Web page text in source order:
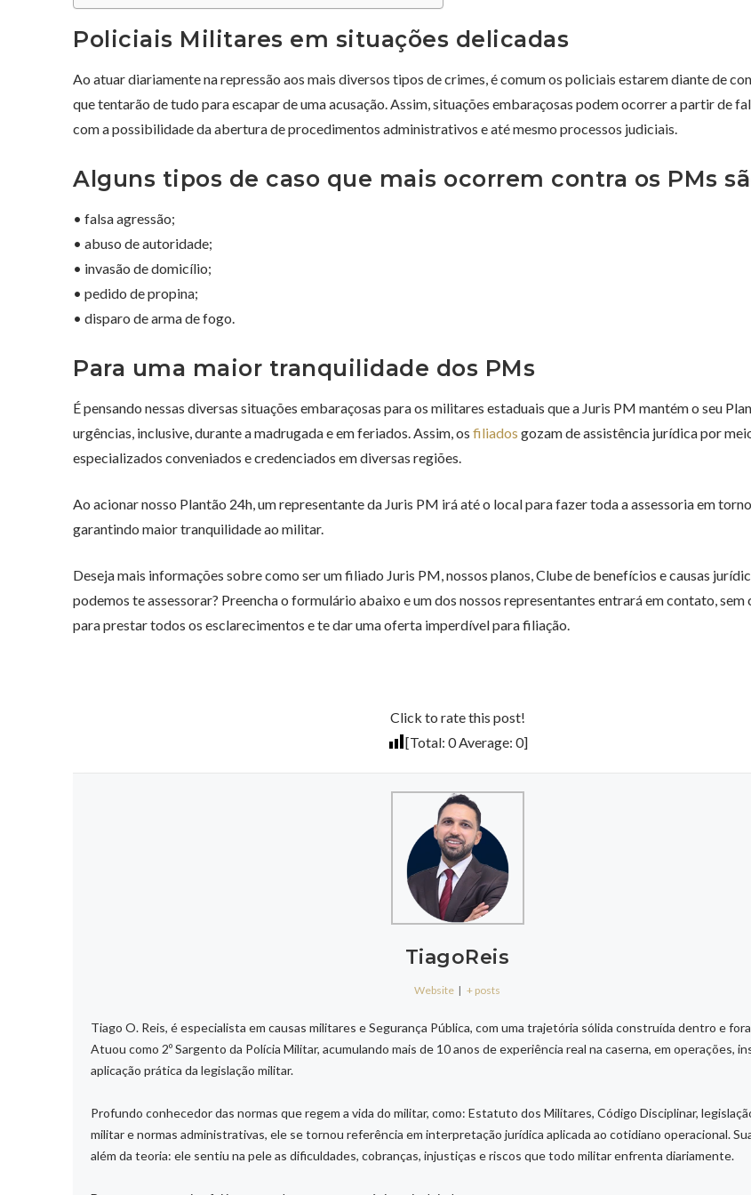
Policiais Militares em situações delicadas
Ao atuar diariamente na repressão aos mais diversos tipos de crimes, é comum os policiais estarem diante de
que tentarão de tudo para escapar de uma acusação. Assim, situações embaraçosas podem ocorrer a partir de
com a possibilidade da abertura de procedimentos administrativos e até mesmo processos judiciais.
Alguns tipos de caso que mais ocorrem contra os PMs
• falsa agressão;
• abuso de autoridade;
• invasão de domicílio;
• pedido de propina;
• disparo de arma de fogo.
Para uma maior tranquilidade dos PMs
É pensando nessas diversas situações embaraçosas para os militares estaduais que a Juris PM mantém o seu
urgências, inclusive, durante a madrugada e em feriados. Assim, os filiados gozam de assistência jurídica por
especializados conveniados e credenciados em diversas regiões.
Ao acionar nosso Plantão 24h, um representante da Juris PM irá até o local para fazer toda a assessoria em
garantindo maior tranquilidade ao militar.
Deseja mais informações sobre como ser um filiado Juris PM, nossos planos, Clube de benefícios e causas
podemos te assessorar? Preencha o formulário abaixo e um dos nossos representantes entrará em contato,
para prestar todos os esclarecimentos e te dar uma oferta imperdível para filiação.
Click to rate this post!
[Total: 0Average: 0]
TiagoReis
Website | + posts
Tiago O. Reis, é especialista em causas militares e Segurança Pública, com uma trajetória sólida construída dentro e
Atuou como 2º Sargento da Polícia Militar, acumulando mais de 10 anos de experiência real na caserna, em operações,
aplicação prática da legislação militar.
Profundo conhecedor das normas que regem a vida do militar, como: Estatuto dos Militares, Código Disciplinar,
militar e normas administrativas, ele se tornou referência em interpretação jurídica aplicada ao cotidiano operacional.
além da teoria: ele sentiu na pele as dificuldades, cobranças, injustiças e riscos que todo militar enfrenta diariamente.